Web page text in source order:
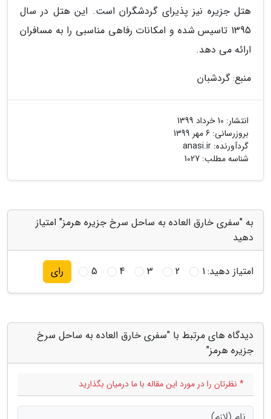
هتل جزیره نیز پذیرای گردشگران است. این هتل در سال
1395 تاسیس شده و امکانات رفاهی مناسبی را به مسافران
ارائه می دهد.
منبع: گردشبان
انتشار: 10 خرداد 1399
بروزرسانی: 6 مهر 1399
گردآورنده: anasi.ir
شناسه مطلب: 1027
به "سفری خارق العاده به ساحل سرخ جزیره هرمز" امتیاز
دهید
امتیاز دهید:1
2
3
4
5 رای
دیدگاه های مرتبط با "سفری خارق العاده به ساحل سرخ
جزیره هرمز"
* نظرتان را در مورد این مقاله با ما درمیان بگذارید